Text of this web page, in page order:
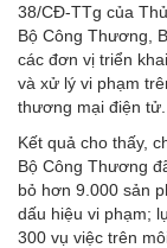
38/CĐ-TTg của
Bộ Công Thương,
các đơn vị triển
và xử lý vi phạm
thương mại điện tử.
Kết quả cho thấy,
Bộ Công Thương
bỏ hơn 9.000 sản
dấu hiệu vi phạm;
300 vụ việc trên